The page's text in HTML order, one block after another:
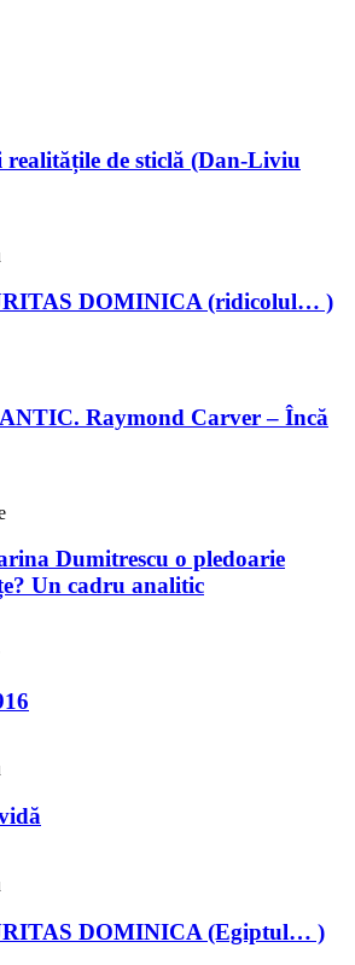
realitățile de sticlă (Dan-Liviu
DOMINICA (ridicolul… )
Raymond Carver – Încă
Dumitrescu o pledoarie
Un cadru analitic
DOMINICA (Egiptul… )